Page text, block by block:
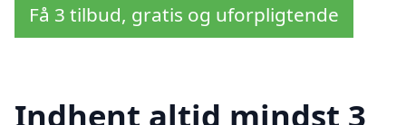
Få 3 tilbud, gratis og uforpligtende
Indhent altid mindst 3